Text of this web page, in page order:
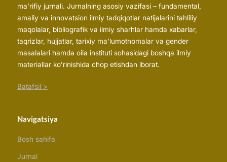
ma’rifiy jurnali. Jurnalning asosiy vazifasi – fundamental,
amaliy va innovatsion ilmiy tadqiqotlar natijalarini tahliliy
maqolalar, bibliografik va ilmiy sharhlar hamda xabarlar,
taqrizlar, hujjatlar, tarixiy maʼlumotnomalar va gender
masalalari hamda oila instituti sohasidagi boshqa ilmiy
materiallar koʻrinishida chop etishdan iborat.
Batafsil >
Navigatsiya
Bosh sahifa
Jurnal